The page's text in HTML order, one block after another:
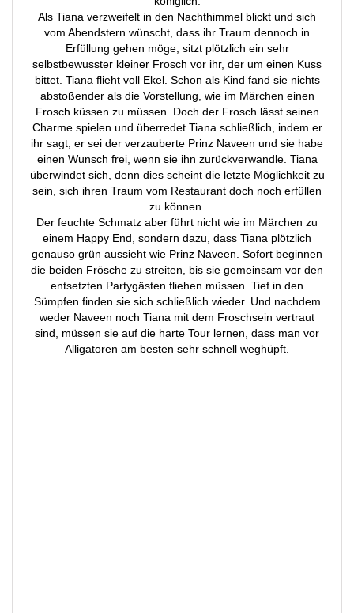
Als Tiana verzweifelt in den Nachthimmel blickt und sich
vom Abendstern wünscht, dass ihr Traum dennoch in
Erfüllung gehen möge, sitzt plötzlich ein sehr
selbstbewusster kleiner Frosch vor ihr, der um einen Kuss
bittet. Tiana flieht voll Ekel. Schon als Kind fand sie nichts
abstoßender als die Vorstellung, wie im Märchen einen
Frosch küssen zu müssen. Doch der Frosch lässt seinen
Charme spielen und überredet Tiana schließlich, indem er
ihr sagt, er sei der verzauberte Prinz Naveen und sie habe
einen Wunsch frei, wenn sie ihn zurückverwandle. Tiana
überwindet sich, denn dies scheint die letzte Möglichkeit zu
sein, sich ihren Traum vom Restaurant doch noch erfüllen
zu können.
Der feuchte Schmatz aber führt nicht wie im Märchen zu
einem Happy End, sondern dazu, dass Tiana plötzlich
genauso grün aussieht wie Prinz Naveen. Sofort beginnen
die beiden Frösche zu streiten, bis sie gemeinsam vor den
entsetzten Partygästen fliehen müssen. Tief in den
Sümpfen finden sie sich schließlich wieder. Und nachdem
weder Naveen noch Tiana mit dem Froschsein vertraut
sind, müssen sie auf die harte Tour lernen, dass man vor
Alligatoren am besten sehr schnell weghüpft.